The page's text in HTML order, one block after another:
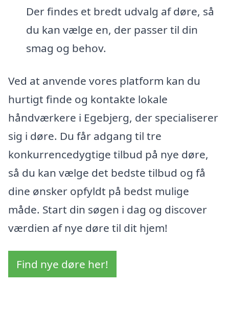
Der findes et bredt udvalg af døre, så
du kan vælge en, der passer til din
smag og behov.
Ved at anvende vores platform kan du
hurtigt finde og kontakte lokale
håndværkere i Egebjerg, der specialiserer
sig i døre. Du får adgang til tre
konkurrencedygtige tilbud på nye døre,
så du kan vælge det bedste tilbud og få
dine ønsker opfyldt på bedst mulige
måde. Start din søgen i dag og discover
værdien af nye døre til dit hjem!
Find nye døre her!